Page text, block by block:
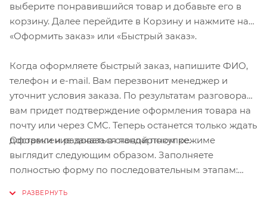
выберите понравившийся товар и добавьте его в
корзину. Далее перейдите в Корзину и нажмите на
«Оформить заказ» или «Быстрый заказ».
Когда оформляете быстрый заказ, напишите ФИО,
телефон и e-mail. Вам перезвонит менеджер и
уточнит условия заказа. По результатам разговора
вам придет подтверждение оформления товара на
почту или через СМС. Теперь останется только ждать
доставки и радоваться новой покупке.
Оформление заказа в стандартном режиме
выглядит следующим образом. Заполняете
полностью форму по последовательным этапам: